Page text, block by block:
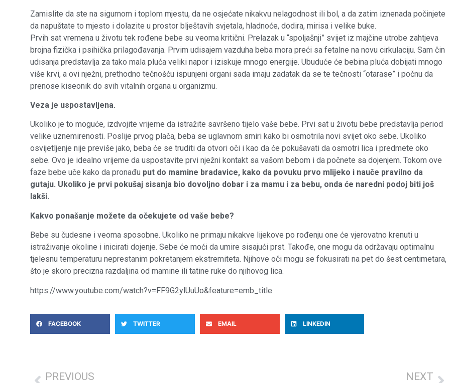
Zamislite da ste na sigurnom i toplom mjestu, da ne osjećate nikakvu nelagodnost ili bol, a da zatim iznenada počinjete
da napuštate to mjesto i dolazite u prostor blještavih svjetala, hladnoće, dodira, mirisa i velike buke.
Prvih sat vremena u životu tek rođene bebe su veoma kritični. Prelazak u “spoljašnji” svijet iz majčine utrobe zahtjeva
brojna fizička i psihička prilagođavanja. Prvim udisajem vazduha beba mora preći sa fetalne na novu cirkulaciju. Sam čin
udisanja predstavlja za tako mala pluća veliki napor i iziskuje mnogo energije. Ubuduće će bebina pluća dobijati mnogo
više krvi, a ovi nježni, prethodno tečnošću ispunjeni organi sada imaju zadatak da se te tečnosti “otarase” i počnu da
prenose kiseonik do svih vitalnih organa u organizmu.
Veza je uspostavljena.
Ukoliko je to moguće, izdvojite vrijeme da istražite savršeno tijelo vaše bebe. Prvi sat u životu bebe predstavlja period
velike uznemirenosti. Poslije prvog plača, beba se uglavnom smiri kako bi osmotrila novi svijet oko sebe. Ukoliko
osvijetljenje nije previše jako, beba će se truditi da otvori oči i kao da će pokušavati da osmotri lica i predmete oko
sebe. Ovo je idealno vrijeme da uspostavite prvi nježni kontakt sa vašom bebom i da počnete sa dojenjem. Tokom ove
faze bebe uče kako da pronađu put do mamine bradavice, kako da povuku prvo mlijeko i nauče pravilno da
gutaju. Ukoliko je prvi pokušaj sisanja bio dovoljno dobar i za mamu i za bebu, onda će naredni podoj biti još
lakši.
Kakvo ponašanje možete da očekujete od vaše bebe?
Bebe su čudesne i veoma sposobne. Ukoliko ne primaju nikakve lijekove po rođenju one će vjerovatno krenuti u
istraživanje okoline i inicirati dojenje. Sebe će moći da umire sisajući prst. Takođe, one mogu da održavaju optimalnu
tjelesnu temperaturu neprestanim pokretanjem ekstremiteta. Njihove oči mogu se fokusirati na pet do šest centimetara,
što je skoro precizna razdaljina od mamine ili tatine ruke do njihovog lica.
https://www.youtube.com/watch?v=FF9G2ylUuUo&feature=emb_title
FACEBOOK TWITTER EMAIL LINKEDIN
PREVIOUS NEXT